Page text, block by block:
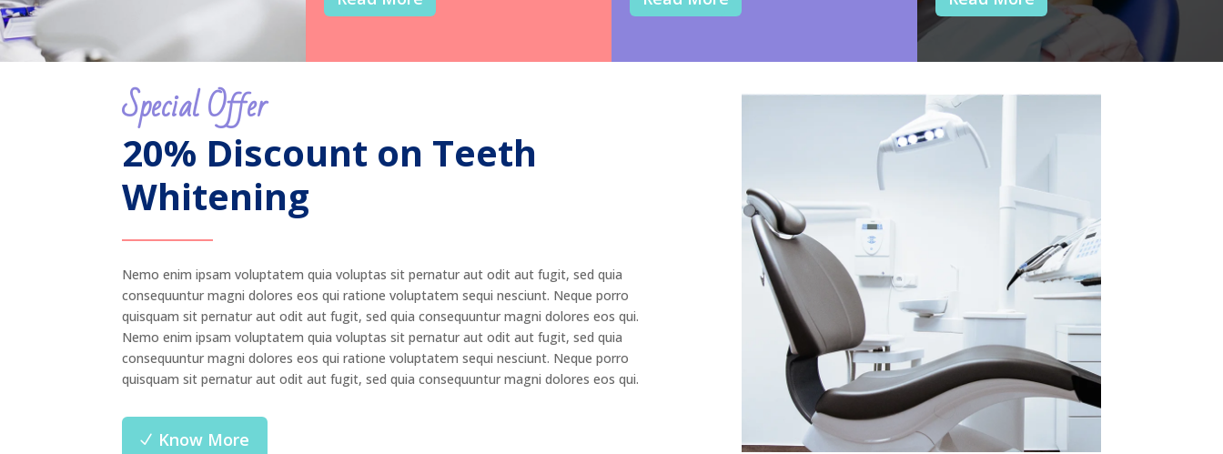
Special Offer
20% Discount on Teeth
Whitening
Nemo enim ipsam voluptatem quia voluptas sit pernatur aut odit aut fugit, sed quia
consequuntur magni dolores eos qui ratione voluptatem sequi nesciunt. Neque porro
quisquam sit pernatur aut odit aut fugit, sed quia consequuntur magni dolores eos qui.
Nemo enim ipsam voluptatem quia voluptas sit pernatur aut odit aut fugit, sed quia
consequuntur magni dolores eos qui ratione voluptatem sequi nesciunt. Neque porro
quisquam sit pernatur aut odit aut fugit, sed quia consequuntur magni dolores eos qui.
Know More